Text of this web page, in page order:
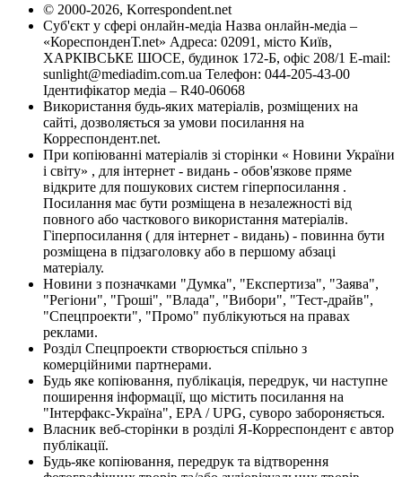
© 2000-2026, Korrespondent.net
Суб'єкт у сфері онлайн-медіа Назва онлайн-медіа –
«КореспонденТ.net» Адреса: 02091, місто Київ,
ХАРКІВСЬКЕ ШОСЕ, будинок 172-Б, офіс 208/1 E-mail:
sunlight@mediadim.com.ua Телефон: 044-205-43-00
Ідентифікатор медіа – R40-06068
Використання будь-яких матеріалів, розміщених на
сайті, дозволяється за умови посилання на
Корреспондент.net.
При копіюванні матеріалів зі сторінки « Новини України
і світу» , для інтернет - видань - обов'язкове пряме
відкрите для пошукових систем гіперпосилання .
Посилання має бути розміщена в незалежності від
повного або часткового використання матеріалів.
Гіперпосилання ( для інтернет - видань) - повинна бути
розміщена в підзаголовку або в першому абзаці
матеріалу.
Новини з позначками "Думка", "Експертиза", "Заява",
"Регіони", "Гроші", "Влада", "Вибори", "Тест-драйв",
"Спецпроекти", "Промо" публікуються на правах
реклами.
Розділ Спецпроекти створюється спільно з
комерційними партнерами.
Будь яке копіювання, публікація, передрук, чи наступне
поширення інформації, що містить посилання на
"Інтерфакс-Україна", EPA / UPG, суворо забороняється.
Власник веб-сторінки в розділі Я-Корреспондент є автор
публікації.
Будь-яке копіювання, передрук та відтворення